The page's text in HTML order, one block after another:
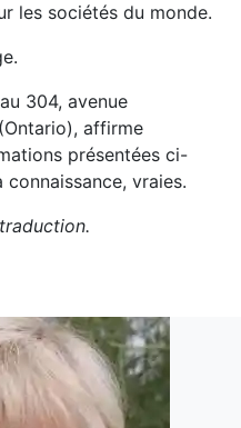
les sociétés du monde.
304, avenue
affirme
présentées ci-
vraies.